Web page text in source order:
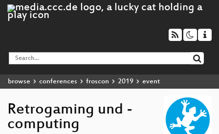
browse conferences froscon 2019 event
Retrogaming und -
computing